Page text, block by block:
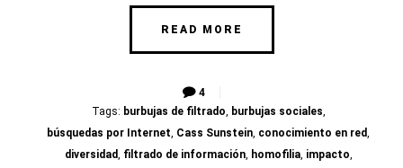
READ MORE
4
Tags: burbujas de filtrado, burbujas sociales,
búsquedas por Internet, Cass Sunstein, conocimiento en red,
diversidad, filtrado de información, homofilia, impacto,